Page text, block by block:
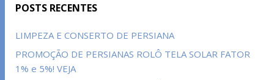
POSTS RECENTES
LIMPEZA E CONSERTO DE PERSIANA
PROMOÇÃO DE PERSIANAS ROLÔ TELA SOLAR FATOR
1% e 5%! VEJA